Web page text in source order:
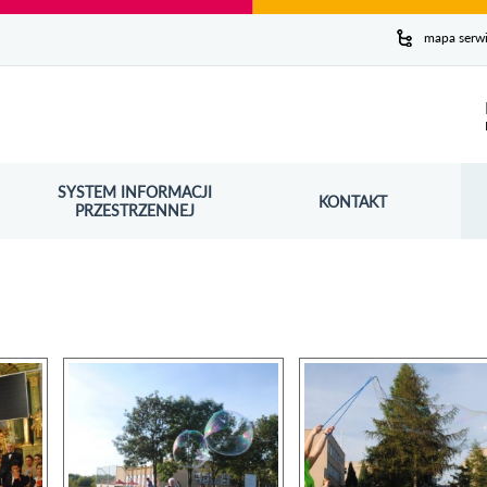
mapa
SYSTEM INFORMACJI
PRZESTRZENNEJ
OTWORZY SIĘ W NOWYM OKNIE KONTAKT